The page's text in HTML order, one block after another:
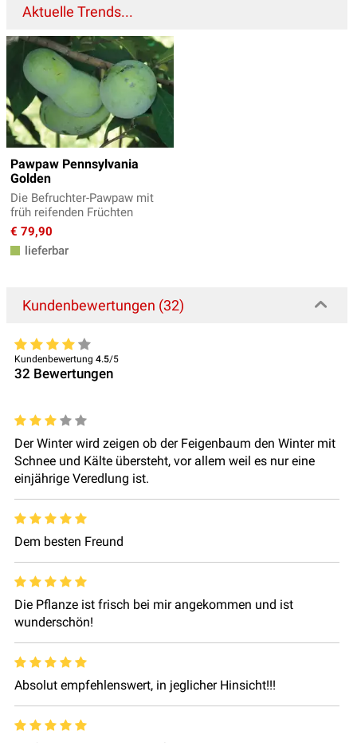
Aktuelle Trends...
Pawpaw Pennsylvania
Golden
Die Befruchter-Pawpaw mit
früh reifenden Früchten
€ 79,90
lieferbar
Kundenbewertungen (32)
Kundenbewertung 4.5/5
32 Bewertungen
Der Winter wird zeigen ob der Feigenbaum den Winter mit
Schnee und Kälte übersteht, vor allem weil es nur eine
einjährige Veredlung ist.
Dem besten Freund
Die Pflanze ist frisch bei mir angekommen und ist
wunderschön!
Absolut empfehlenswert, in jeglicher Hinsicht!!!